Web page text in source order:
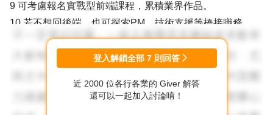
9 可考慮報名實戰型前端課程，累積業界作品。
10 若不想回後端，也可探索PM、技術支援等橋接職務。
11 迷惘很正常，但逃避才會讓自己陷入輪迴。想轉職為前
端工程師，針對「互動功能」練習，強化前端開發實力。
登入解鎖全部 7 則回答
近 2000 位各行各業的 Giver 解答
還可以一起加入討論唷！